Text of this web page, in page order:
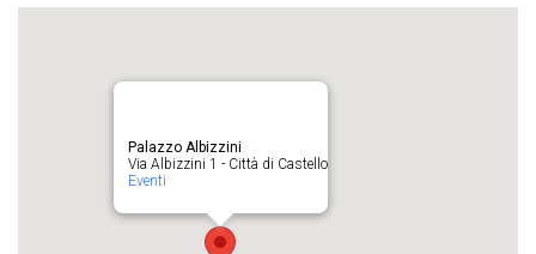
Palazzo Albizzini
Via Albizzini 1 - Città di Castello
Eventi